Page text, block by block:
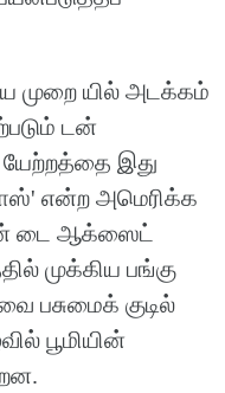
முறை யில் அடக்கம்
டன்
இது
என்ற அமெரிக்க
டை ஆக்ஸைட்
முக்கிய பங்கு
பசுமைக் குடில்
பூமியின்